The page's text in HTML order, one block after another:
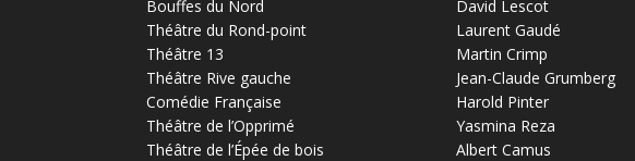
Bouffes du Nord
Théâtre du Rond-point
Théâtre 13
Théâtre Rive gauche
Comédie Française
Théâtre de l’Opprimé
Théâtre de l’Épée de bois
David Lescot
Laurent Gaudé
Martin Crimp
Jean-Claude Grumberg
Harold Pinter
Yasmina Reza
Albert Camus